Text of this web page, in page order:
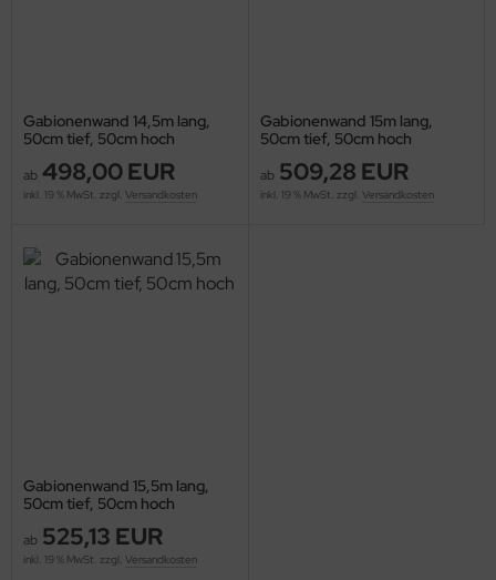
Gabionenwand 14,5m lang,
50cm tief, 50cm hoch
ab 498,00 EUR
inkl. 19 % MwSt. zzgl. Versandkosten
Gabionenwand 15m lang,
50cm tief, 50cm hoch
ab 509,28 EUR
inkl. 19 % MwSt. zzgl. Versandkosten
Gabionenwand 15,5m lang,
50cm tief, 50cm hoch
ab 525,13 EUR
inkl. 19 % MwSt. zzgl. Versandkosten